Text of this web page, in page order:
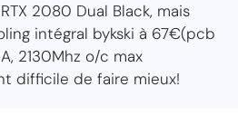
2080 Dual Black, mais
intégral bykski à 67€(pcb
2130Mhz o/c max
difficile de faire mieux!